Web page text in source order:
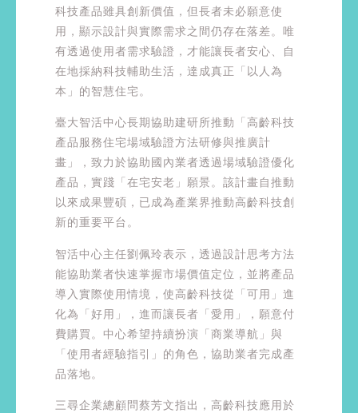
科技產品雖具創新價值，但長者未必願意使
用，顯示設計與實際需求之間仍存在落差。唯
有透過使用者需求驗證，才能讓長者安心、自
在地採納科技輔助生活，達成真正「以人為
本」的智慧住宅。
臺大智活中心長期協助建研所推動「高齡科技
產品服務住宅場域驗證方法研修與推廣計
畫」，致力於協助國內業者透過場域驗證優化
產品，實踐「在宅安老」願景。該計畫自推動
以來成果豐碩，已成為產業界推動高齡科技創
新的重要平台。
智活中心主任劉佩玲表示，透過設計思考方法
能協助業者快速掌握市場價值定位，並將產品
導入實際使用情境，使高齡科技從「可用」進
化為「好用」，進而讓長者「愛用」，願意付
費購買。中心希望持續扮演「商業導航」與
「使用者經驗指引」的角色，協助業者完成產
品落地。
三尋企業總顧問蔡芳文指出，高齡科技應用於